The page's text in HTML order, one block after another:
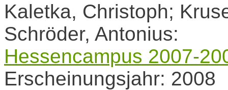
Kaletka, Christoph;
Schröder, Antonius:
Hessencampus 2007-
Erscheinungsjahr: 2008